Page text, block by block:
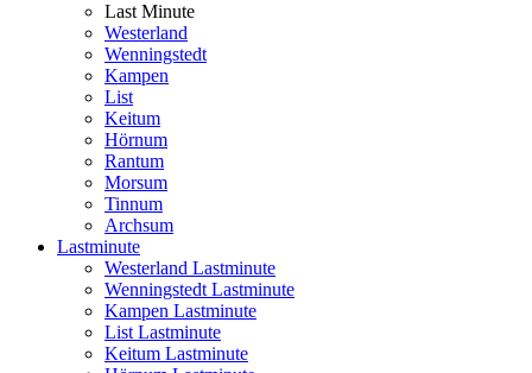
Last Minute
Westerland
Wenningstedt
Kampen
List
Keitum
Hörnum
Rantum
Morsum
Tinnum
Archsum
Lastminute
Westerland Lastminute
Wenningstedt Lastminute
Kampen Lastminute
List Lastminute
Keitum Lastminute